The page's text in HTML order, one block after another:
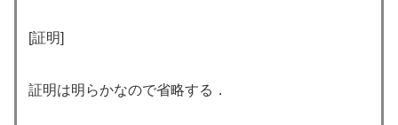
[証明]
証明は明らかなので省略する．